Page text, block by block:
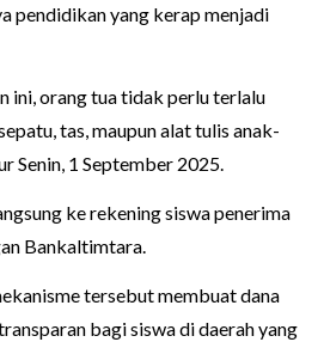
pendidikan yang kerap menjadi
ini, orang tua tidak perlu terlalu
tas, maupun alat tulis anak-
Senin, 1 September 2025.
ke rekening siswa penerima
Bankaltimtara.
tersebut membuat dana
bagi siswa di daerah yang